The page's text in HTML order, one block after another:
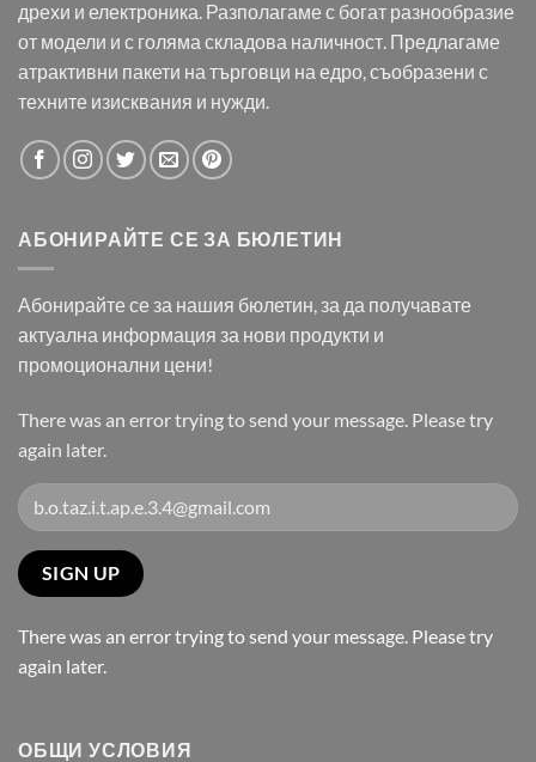
дрехи и електроника. Разполагаме с богат разнообразие
от модели и с голяма складова наличност. Предлагаме
атрактивни пакети на търговци на едро, съобразени с
техните изисквания и нужди.
АБОНИРАЙТЕ СЕ ЗА БЮЛЕТИН
Абонирайте се за нашия бюлетин, за да получавате
актуална информация за нови продукти и
промоционални цени!
There was an error trying to send your message. Please try
again later.
There was an error trying to send your message. Please try
again later.
ОБЩИ УСЛОВИЯ